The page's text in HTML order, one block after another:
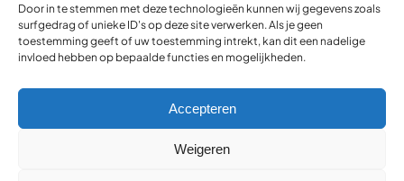
Door in te stemmen met deze technologieën kunnen wij gegevens zoals
surfgedrag of unieke ID's op deze site verwerken. Als je geen
toestemming geeft of uw toestemming intrekt, kan dit een nadelige
invloed hebben op bepaalde functies en mogelijkheden.
Accepteren
Weigeren
Ons team
Blik in de werkplaats